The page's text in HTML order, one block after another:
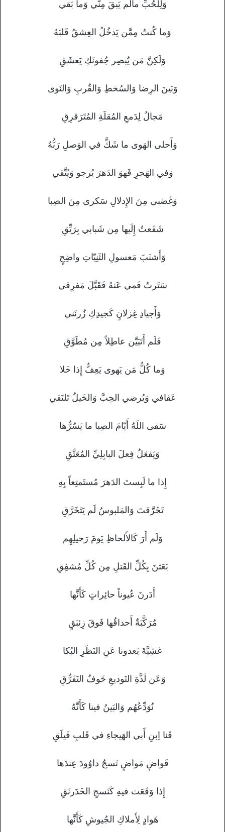
وَلِلحُبِّ مالَم يَبقَ مِنّي وَما بَقي
وَما كُنتُ مِمَّن يَدخُلُ العِشقُ قَلبَهُ
وَلَكِنَّ مَن يُبصِر جُفونَكِ يَعشَقِ
وَبَينَ الرِضا وَالسُخطِ وَالقُربِ وَالنَوى
مَجالٌ لِدَمعِ المُقلَةِ المُتَرَقرِقِ
وَأَحلى الهَوى ما شَكَّ في الوَصلِ رَبُّهُ
وَفي الهَجرِ فَهوَ الدَهرَ يُرجو وَيُتَّقي
وَغَضبى مِنَ الإِدلالِ سَكرى مِنَ الصِبا
شَفَعتُ إِلَيها مِن شَبابي بِرَيِّقِ
وَأَشنَبَ مَعسولِ الثَنِيّاتِ واضِحٍ
سَتَرتُ فَمي عَنهُ فَقَبَّلَ مَفرِقي
وَأَجيادِ غِزلانٍ كَجيدِكِ زُرنَني
فَلَم أَتَبَيَّن عاطِلاً مِن مُطَوَّقِ
وَما كُلُّ مَن يَهوى يَعِفُّ إِذا خَلا
عَفافي وَيُرضي الحِبَّ وَالخَيلُ تَلتَقي
سَقى اللَهُ أَيّامَ الصِبا ما يَسُرُّها
وَيَفعَلُ فِعلَ البابِلِيِّ المُعَتَّقِ
إِذا ما لَبِستَ الدَهرَ مُستَمتِعاً بِهِ
تَخَرَّقتَ وَالمَلبوسُ لَم يَتَخَرَّقِ
وَلَم أَرَ كَالأَلحاظِ يَومَ رَحيلِهِم
بَعَثنَ بِكُلِّ القَتلِ مِن كُلِّ مُشفِقِ
أَدَرنَ عُيوناً حائِراتٍ كَأَنَّها
مُرَكَّبَةٌ أَحداقُها فَوقَ زِئبَقٍ
عَشِيَّةَ يَعدونا عَنِ النَظَرِ البُكا
وَعَن لَذَّةِ التَوديعِ خَوفُ التَفَرُّقِ
نُوَدِّعُهُم وَالبَينُ فينا كَأَنَّهُ
قَنا اِبنِ أَبي الهَيجاءِ في قَلبِ فَيلَقِ
قَواضٍ مَواضٍ نَسجُ داوُودَ عِندَها
إِذا وَقَعَت فيهِ كَنَسجِ الخَدَرنَقِ
هَوادٍ لِأَملاكِ الجُيوشِ كَأَنَّها